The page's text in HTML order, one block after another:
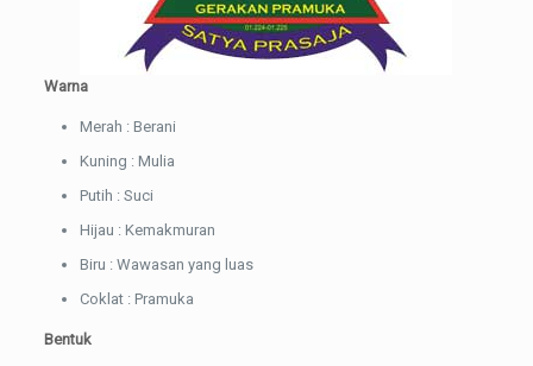
Warna
Merah : Berani
Kuning : Mulia
Putih : Suci
Hijau : Kemakmuran
Biru : Wawasan yang luas
Coklat : Pramuka
Bentuk